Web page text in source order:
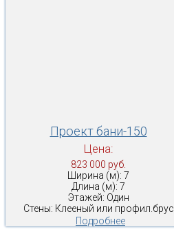
Проект бани-150
Цена:
823 000 руб.
Ширина (м): 7
Длина (м): 7
Этажей: Один
Стены: Клееный или профил.брус
Подробнее